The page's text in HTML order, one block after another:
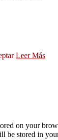
Leer Más
on your
be stored in